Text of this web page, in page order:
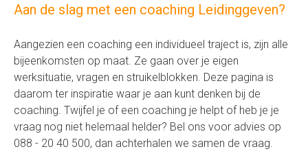
Aan de slag met een coaching Leidinggeven?
Aangezien een coaching een individueel traject is, zijn alle
bijeenkomsten op maat. Ze gaan over je eigen
werksituatie, vragen en struikelblokken. Deze pagina is
daarom ter inspiratie waar je aan kunt denken bij de
coaching. Twijfel je of een coaching je helpt of heb je je
vraag nog niet helemaal helder? Bel ons voor advies op
088 - 20 40 500, dan achterhalen we samen de vraag.